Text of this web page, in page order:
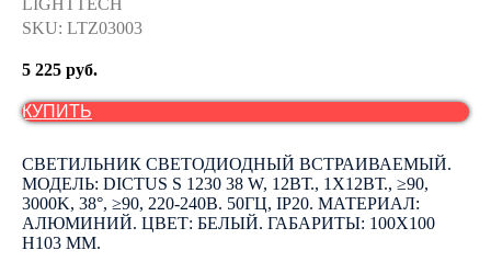
LIGHTTECH
SKU: LTZ03003
5 225 руб.
КУПИТЬ
СВЕТИЛЬНИК СВЕТОДИОДНЫЙ ВСТРАИВАЕМЫЙ.
МОДЕЛЬ: DICTUS S 1230 38 W, 12ВТ., 1Х12ВТ., ≥90,
3000K, 38°, ≥90, 220-240В. 50ГЦ, IP20. МАТЕРИАЛ:
АЛЮМИНИЙ. ЦВЕТ: БЕЛЫЙ. ГАБАРИТЫ: 100Х100
H103 ММ.